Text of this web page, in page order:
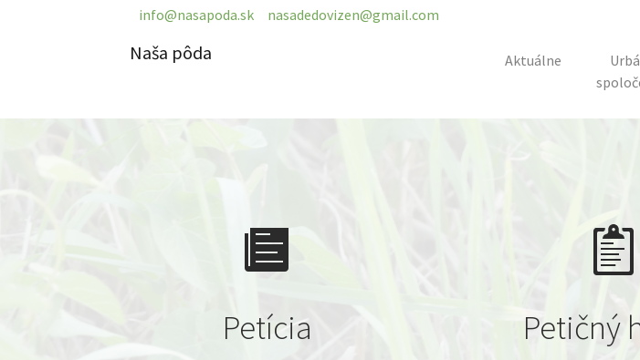
info@nasapoda.sk nasadedovizen@gmail.com
Naša pôda Aktuálne
Petícia Petičný